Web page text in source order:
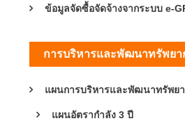
ข้อมูลจัดซื้อจัดจ้างจากระบบ e-
การบริหารและพัฒนาทรัพย
แผนการบริหารและพัฒนาทรัพย
แผนอัตรากำลัง 3 ปี